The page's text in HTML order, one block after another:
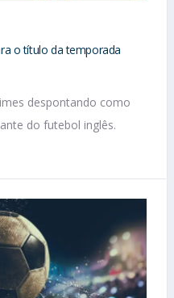
o título da temporada
despontando como
do futebol inglês.